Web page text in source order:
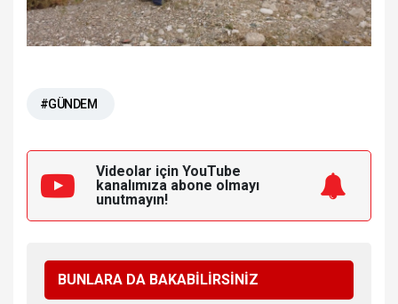
#GÜNDEM
Videolar için YouTube
kanalımıza abone olmayı
unutmayın!
BUNLARA DA BAKABİLİRSİNİZ